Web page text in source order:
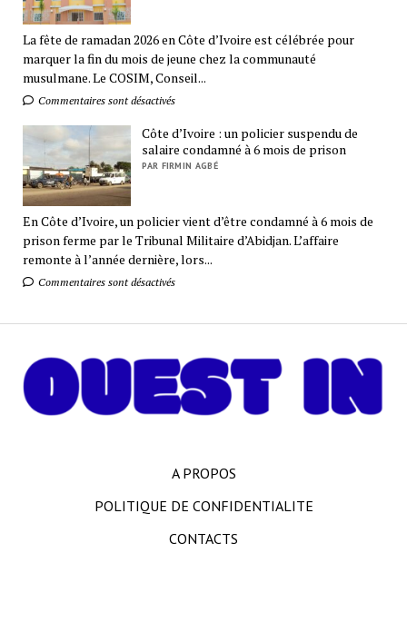
La fête de ramadan 2026 en Côte d’Ivoire est célébrée pour
marquer la fin du mois de jeune chez la communauté
musulmane. Le COSIM, Conseil...
Commentaires sont désactivés
Côte d’Ivoire : un policier suspendu de
salaire condamné à 6 mois de prison
PAR FIRMIN AGBÉ
En Côte d’Ivoire, un policier vient d’être condamné à 6 mois de
prison ferme par le Tribunal Militaire d’Abidjan. L’affaire
remonte à l’année dernière, lors...
Commentaires sont désactivés
A PROPOS
POLITIQUE DE CONFIDENTIALITE
CONTACTS